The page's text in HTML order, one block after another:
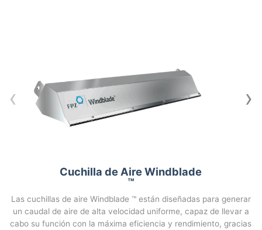
Cuchilla de Aire Windblade
™
Las cuchillas de aire Windblade ™ están diseñadas para generar
un caudal de aire de alta velocidad uniforme, capaz de llevar a
cabo su función con la máxima eficiencia y rendimiento, gracias
‹ ›